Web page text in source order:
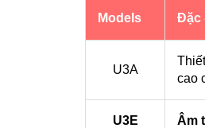
Models Đặc
U3A
cao
U3E Âm